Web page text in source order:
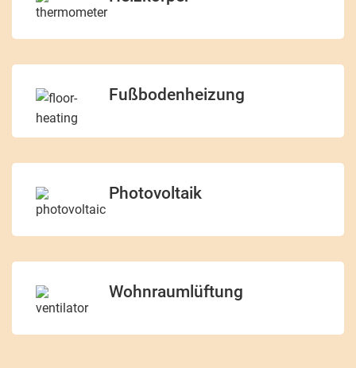
Fußbodenheizung
Photovoltaik
Wohnraumlüftung